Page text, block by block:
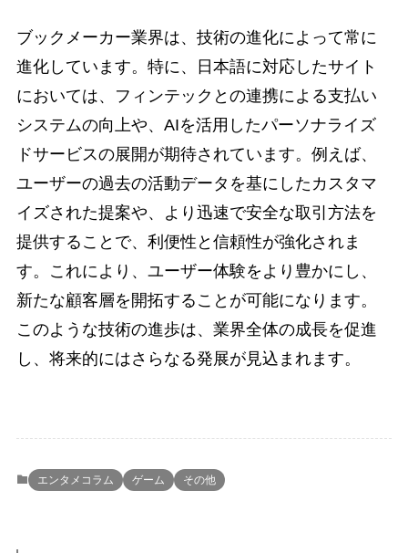
ブックメーカー業界は、技術の進化によって常に
進化しています。特に、日本語に対応したサイト
においては、フィンテックとの連携による支払い
システムの向上や、AIを活用したパーソナライズ
ドサービスの展開が期待されています。例えば、
ユーザーの過去の活動データを基にしたカスタマ
イズされた提案や、より迅速で安全な取引方法を
提供することで、利便性と信頼性が強化されま
す。これにより、ユーザー体験をより豊かにし、
新たな顧客層を開拓することが可能になります。
このような技術の進歩は、業界全体の成長を促進
し、将来的にはさらなる発展が見込まれます。
エンタメコラム ゲーム その他